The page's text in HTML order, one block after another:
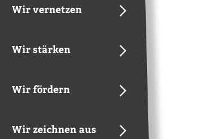
Wir vernetzen
Wir stärken
Wir fördern
Wir zeichnen aus